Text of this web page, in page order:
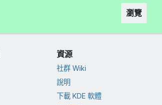
瀏覽
資源
社群 Wiki
說明
下載 KDE 軟體